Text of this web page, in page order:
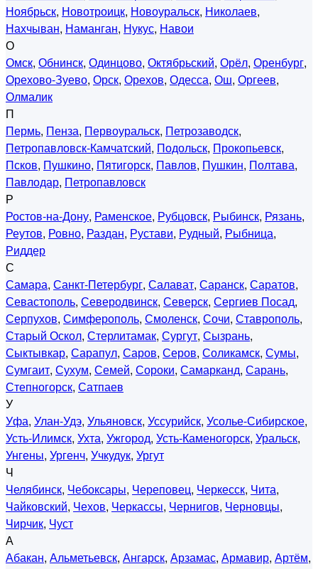
Ноябрьск, Новотроицк, Новоуральск, Николаев,
Нахчыван, Наманган, Нукус, Навои
О
Омск, Обнинск, Одинцово, Октябрьский, Орёл, Оренбург,
Орехово-Зуево, Орск, Орехов, Одесса, Ош, Оргеев,
Олмалик
П
Пермь, Пенза, Первоуральск, Петрозаводск,
Петропавловск-Камчатский, Подольск, Прокопьевск,
Псков, Пушкино, Пятигорск, Павлов, Пушкин, Полтава,
Павлодар, Петропавловск
Р
Ростов-на-Дону, Раменское, Рубцовск, Рыбинск, Рязань,
Реутов, Ровно, Раздан, Рустави, Рудный, Рыбница,
Риддер
С
Самара, Санкт-Петербург, Салават, Саранск, Саратов,
Севастополь, Северодвинск, Северск, Сергиев Посад,
Серпухов, Симферополь, Смоленск, Сочи, Ставрополь,
Старый Оскол, Стерлитамак, Сургут, Сызрань,
Сыктывкар, Сарапул, Саров, Серов, Соликамск, Сумы,
Сумгаит, Сухум, Семей, Сороки, Самарканд, Сарань,
Степногорск, Сатпаев
У
Уфа, Улан-Удэ, Ульяновск, Уссурийск, Усолье-Сибирское,
Усть-Илимск, Ухта, Ужгород, Усть-Каменогорск, Уральск,
Унгены, Ургенч, Учкудук, Ургут
Ч
Челябинск, Чебоксары, Череповец, Черкесск, Чита,
Чайковский, Чехов, Черкассы, Чернигов, Черновцы,
Чирчик, Чуст
А
Абакан, Альметьевск, Ангарск, Арзамас, Армавир, Артём,